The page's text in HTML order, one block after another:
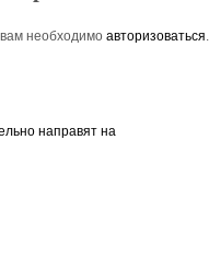
необходимо авторизоваться
направят на